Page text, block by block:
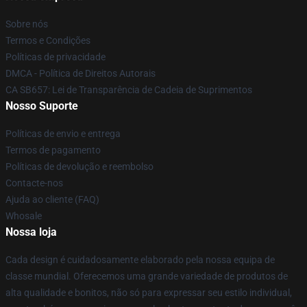
Sobre nós
Termos e Condições
Políticas de privacidade
DMCA - Política de Direitos Autorais
CA SB657: Lei de Transparência de Cadeia de Suprimentos
Nosso Suporte
Políticas de envio e entrega
Termos de pagamento
Políticas de devolução e reembolso
Contacte-nos
Ajuda ao cliente (FAQ)
Whosale
Nossa loja
Cada design é cuidadosamente elaborado pela nossa equipa de
classe mundial. Oferecemos uma grande variedade de produtos de
alta qualidade e bonitos, não só para expressar seu estilo individual,